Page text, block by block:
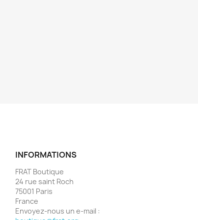
INFORMATIONS
FRAT Boutique
24 rue saint Roch
75001 Paris
France
Envoyez-nous un e-mail :